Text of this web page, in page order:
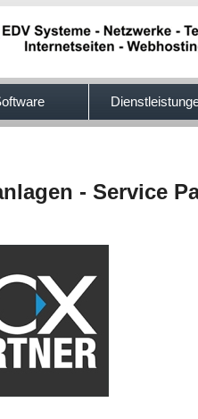
- Service